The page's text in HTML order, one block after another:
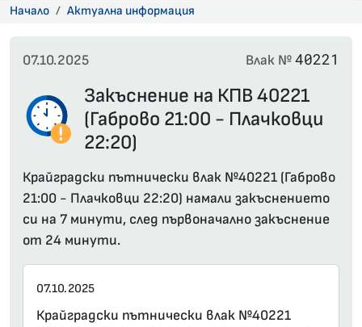
Начало Актуална информация
07.10.2025 Влак №40221
Закъснение на КПВ 40221
(Габрово 21:00 - Плачковци
22:20)
Крайградски пътнически влак №40221 (Габрово
21:00 - Плачковци 22:20) намали закъснението
си на 7 минути, след първоначално закъснение
от 24 минути.
07.10.2025
Крайградски пътнически влак №40221